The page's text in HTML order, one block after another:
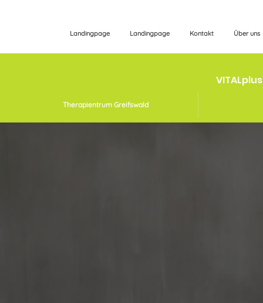
Landingpage Landingpage Kontakt Über uns
Therapientrum Greifswald